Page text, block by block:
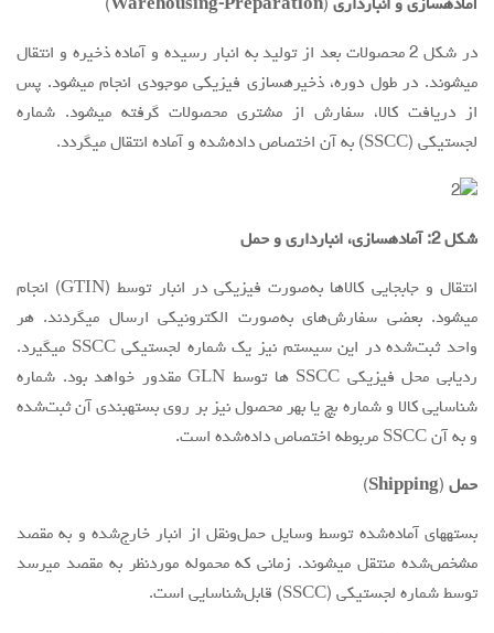
آمادهسازی و انبارداری (
Warehousing-Preparation
)
در شکل 2 محصولات بعد از تولید به انبار رسیده و آماده ذخیره و انتقال
میشوند. در طول دوره، ذخیرهسازی فیزیکی موجودی انجام میشود. پس
از دریافت کالا، سفارش از مشتری محصولات گرفته میشود. شماره
لجستیکی (SSCC) به آن اختصاص داده‌شده و آماده انتقال میگردد.
شکل 2: آمادهسازی، انبارداری و حمل
انتقال و جابجایی کالاها به‌صورت فیزیکی در انبار توسط (GTIN) انجام
میشود. بعضی سفارش‌های به‌صورت الکترونیکی ارسال میگردند. هر
واحد ثبت‌شده در این سیستم نیز یک شماره لجستیکی SSCC میگیرد.
ردیابی محل فیزیکی SSCC ها توسط GLN مقدور خواهد بود. شماره
شناسایی کالا و شماره بچ یا بهر محصول نیز بر روی بستهبندی آن ثبت‌شده
و به آن SSCC مربوطه اختصاص داده‌شده است.
حمل (
Shipping
)
بستههای آماده‌شده توسط وسایل حمل‌ونقل از انبار خارج‌شده و به مقصد
مشخص‌شده منتقل میشوند. زمانی که محموله موردنظر به مقصد میرسد
توسط شماره لجستیکی (SSCC) قابل‌شناسایی است.